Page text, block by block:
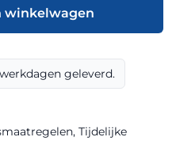
winkelwagen
geleverd.
, Tijdelijke